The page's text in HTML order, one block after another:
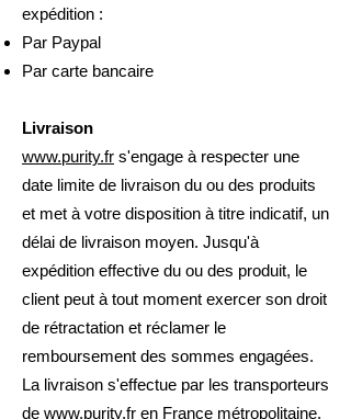
expédition :
Par Paypal
Par carte bancaire
Livraison
www.purity.fr s'engage à respecter une
date limite de livraison du ou des produits
et met à votre disposition à titre indicatif, un
délai de livraison moyen. Jusqu'à
expédition effective du ou des produit, le
client peut à tout moment exercer son droit
de rétractation et réclamer le
remboursement des sommes engagées.
La livraison s'effectue par les transporteurs
de www.purity.fr en France métropolitaine.